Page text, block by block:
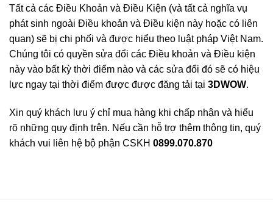
Tất cả các Điều Khoản và Điều Kiện (và tất cả nghĩa vụ
phát sinh ngoài Điều khoản và Điều kiện này hoặc có liên
quan) sẽ bị chi phối và được hiểu theo luật pháp Việt Nam.
Chúng tôi có quyền sửa đổi các Điều khoản và Điều kiện
này vào bất kỳ thời điểm nào và các sửa đổi đó sẽ có hiệu
lực ngay tại thời điểm được được đăng tải tại 3DWOW.
Xin quý khách lưu ý chỉ mua hàng khi chấp nhận và hiểu
rõ những quy định trên. Nếu cần hỗ trợ thêm thông tin, quý
khách vui liên hệ bộ phận CSKH 0899.070.870